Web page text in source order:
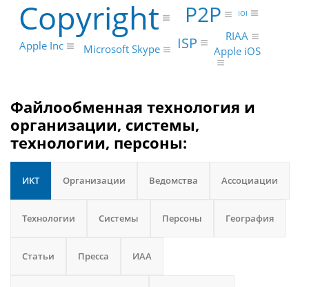
Copyright P2P
ISP RIAA
Apple Inc Microsoft Skype Apple iOS
IOI
Файлообменная технология и
организации, системы,
технологии, персоны:
ИКТ Организации Ведомства Ассоциации
Технологии Системы Персоны География
Статьи Пресса ИАА